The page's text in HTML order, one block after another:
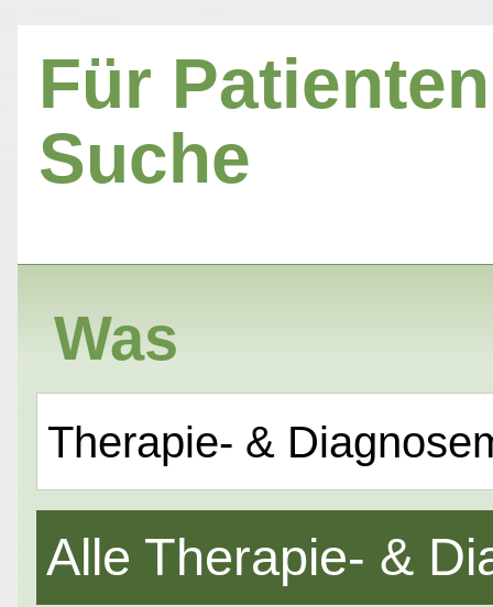
Für
Suche
Was
Therapie- &
Alle Therapie- &